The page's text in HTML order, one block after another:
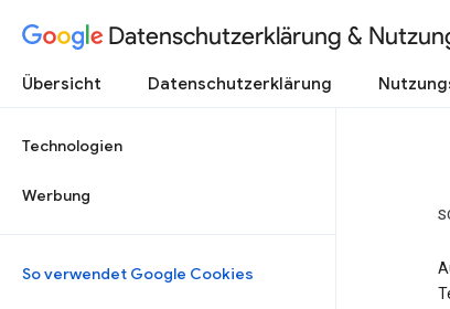
Datenschutzerklärung &
Übersicht Datenschutzerklärung
Technologien
Werbung
So verwendet Google Cookies